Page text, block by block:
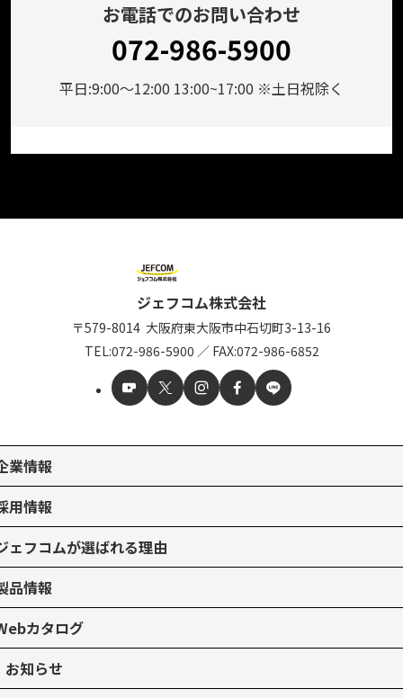
お電話でのお問い合わせ
072-986-5900
平日:9:00～12:00 13:00~17:00 ※土日祝除く
ジェフコム株式会社
〒579-8014 大阪府東大阪市中石切町3-13-16
TEL:072-986-5900 ／ FAX:072-986-6852
業情報
用情報
ェフコムが選ばれる理由
品情報
カタログ
お知らせ